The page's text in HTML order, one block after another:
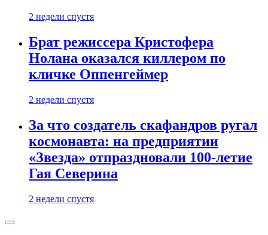
2 недели спустя
Брат режиссера Кристофера
Нолана оказался киллером по
кличке Оппенгеймер
2 недели спустя
За что создатель скафандров ругал
космонавта: на предприятии
«Звезда» отпраздновали 100-летие
Гая Северина
2 недели спустя